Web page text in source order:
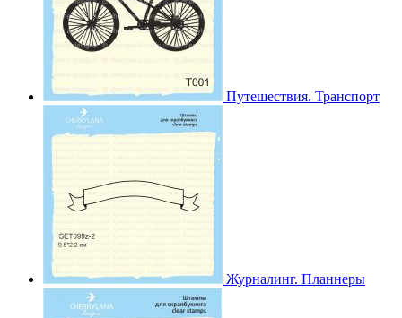
Путешествия. Транспорт
Журналинг. Планнеры